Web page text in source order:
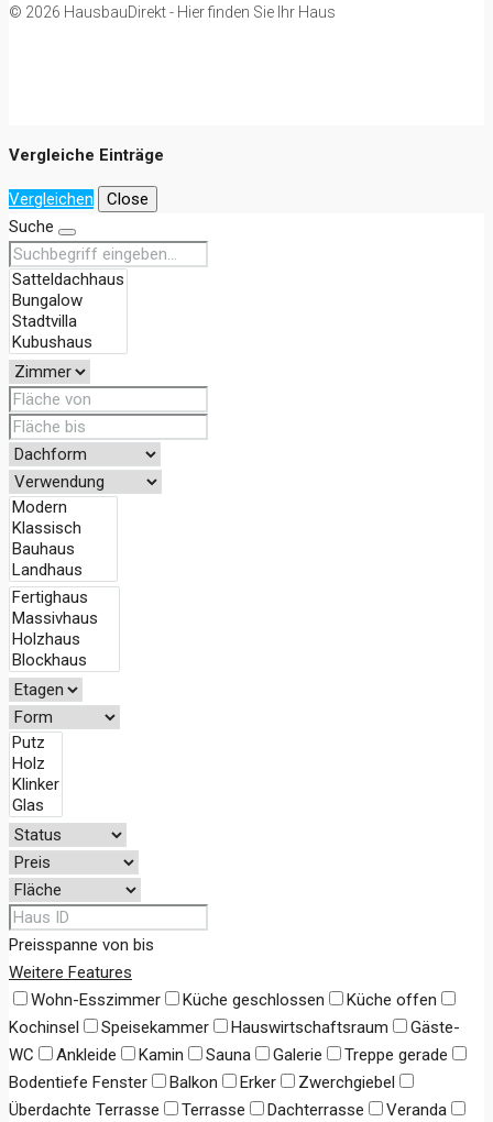
© 2026 HausbauDirekt - Hier finden Sie Ihr Haus
Vergleiche Einträge
Vergleichen
Close
Suche
Preisspanne von bis
Weitere Features
Wohn-Esszimmer
Küche geschlossen
Küche offen
Kochinsel
Speisekammer Hauswirtschaftsraum
Gäste-
WC
Ankleide Kamin Sauna Galerie
Treppe gerade
Bodentiefe Fenster
Balkon Erker
Zwerchgiebel
Überdachte Terrasse
Terrasse Dachterrasse
Veranda